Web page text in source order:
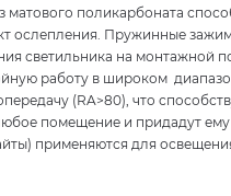
матового поликарбоната
ослепления. Пружинные
светильника на монтажной
работу в широком
(RA>80), что
помещение и придадут
применяются для